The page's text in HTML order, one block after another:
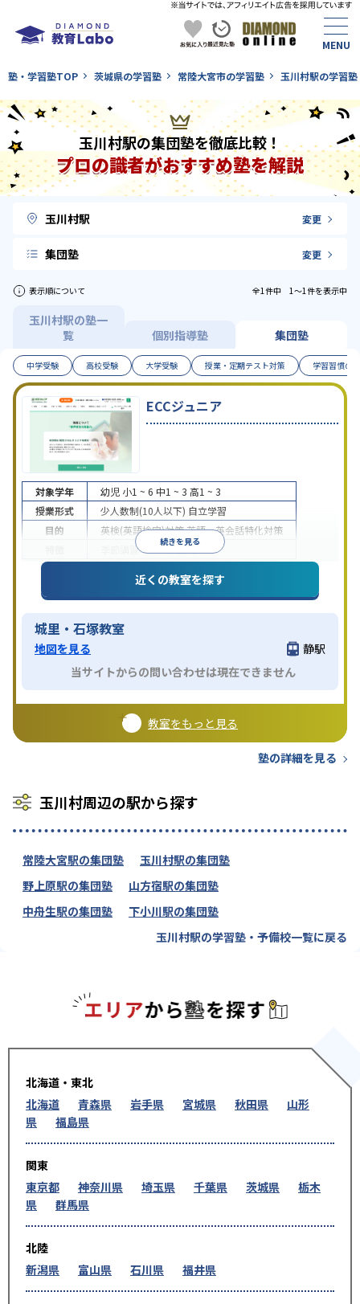
塾・学習塾TOP 茨城県の学習塾 常陸大宮市の学習塾 玉川村駅の学習塾
玉川村駅の集団塾を徹底比較！
プロの識者がおすすめ塾を解説
玉川村駅 変更
集団塾 変更
表示順について 全1件中 1〜1件を表示中
玉川村駅の塾一
覧
個別指導塾 集団塾
中学受験 高校受験 大学受験 授業・定期テスト対策 学習習慣の
ECCジュニア
続きを見る
対象学年 幼児 小1 ~ 6 中1 ~ 3 高1 ~ 3
授業形式
少人数制(10人以下) 自立学習
目的
英検(英語検定)対策英語・英会話特化対策
季節講習のみの受講可
近くの教室を探す
城里・石塚教室
地図を見る
静駅
当サイトからの問い合わせは現在できません
教室をもっと見る
塾の詳細を見る
玉川村周辺の駅から探す
常陸大宮駅の集団塾
玉川村駅の集団塾
野上原駅の集団塾
山方宿駅の集団塾
中舟生駅の集団塾
下小川駅の集団塾
玉川村駅の学習塾・予備校一覧に戻る
北海道・東北
北海道
青森県 岩手県 宮城県 秋田県
山形
県
福島県
関東
東京都
神奈川県 埼玉県 千葉県 茨城県
栃木
県
群馬県
北陸
新潟県
富山県 石川県 福井県